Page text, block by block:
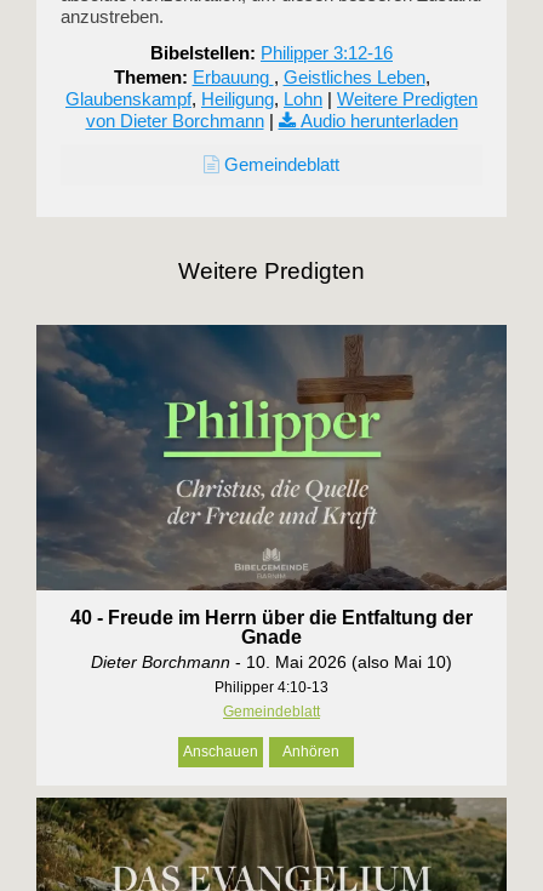
anzustreben.
Bibelstellen: Philipper 3:12-16
Themen: Erbauung , Geistliches Leben,
Glaubenskampf, Heiligung, Lohn | Weitere Predigten
von Dieter Borchmann| Audio herunterladen
Gemeindeblatt
Weitere Predigten
40 - Freude im Herrn über die Entfaltung der
Gnade
Dieter Borchmann - 10. Mai 2026 (also Mai 10)
Philipper 4:10-13
Gemeindeblatt
Anschauen Anhören